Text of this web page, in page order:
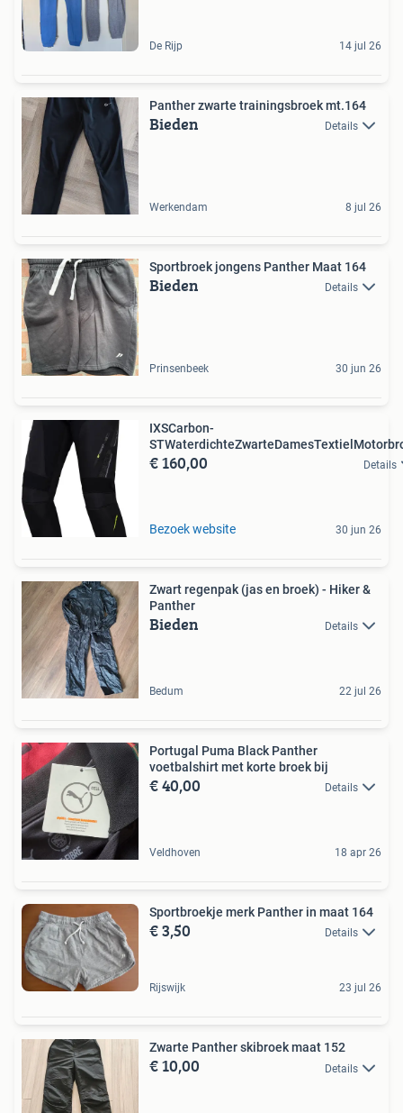
De Rijp 14 jul 26
Panther zwarte trainingsbroek mt.164
Bieden Details
Werkendam 8 jul 26
Sportbroek jongens Panther Maat 164
Bieden Details
Prinsenbeek 30 jun 26
IXSCarbon-
€ 160,00 Details
Bezoek website 30 jun 26
Zwart regenpak (jas en broek) - Hiker &
Panther
Bieden Details
Bedum 22 jul 26
Portugal Puma Black Panther
voetbalshirt met korte broek bij
€ 40,00 Details
Veldhoven 18 apr 26
Sportbroekje merk Panther in maat 164
€ 3,50 Details
Rijswijk 23 jul 26
Zwarte Panther skibroek maat 152
€ 10,00 Details